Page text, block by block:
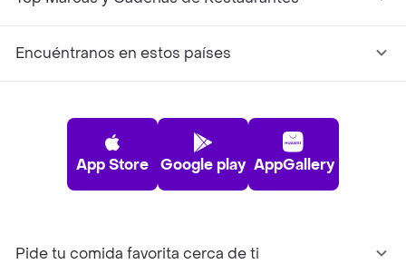
Encuéntranos en estos países
App Store Google play AppGallery
Pide tu comida favorita cerca de ti